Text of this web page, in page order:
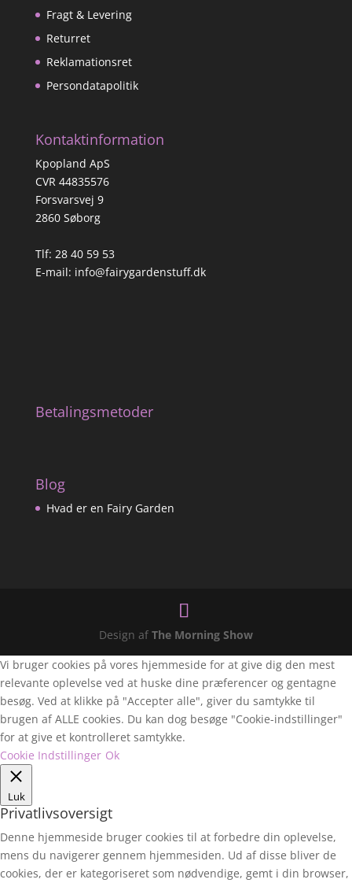
Fragt & Levering
Returret
Reklamationsret
Persondatapolitik
Kontaktinformation
Kpopland ApS
CVR 44835576
Forsvarsvej 9
2860 Søborg
Tlf: 28 40 59 53
E-mail: info@fairygardenstuff.dk
Betalingsmetoder
Blog
Hvad er en Fairy Garden
Design af The Morning Show
Vi bruger cookies på vores hjemmeside for at give dig den mest
relevante oplevelse ved at huske dine præferencer og gentagne
besøg. Ved at klikke på "Accepter alle", giver du samtykke til
brugen af ALLE cookies. Du kan dog besøge "Cookie-indstillinger"
for at give et kontrolleret samtykke.
Cookie Indstillinger Ok
Luk
Privatlivsoversigt
Denne hjemmeside bruger cookies til at forbedre din oplevelse,
mens du navigerer gennem hjemmesiden. Ud af disse bliver de
cookies, der er kategoriseret som nødvendige, gemt i din browser,